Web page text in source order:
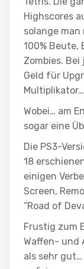
Highscores
solange
100%
Zombies. Bei
Geld für
Multiplikator…
Wobei… am
sogar eine
Die PS3-
18
einigen
Screen,
“Road of
Frustig zum
Waffen- und
als sehr